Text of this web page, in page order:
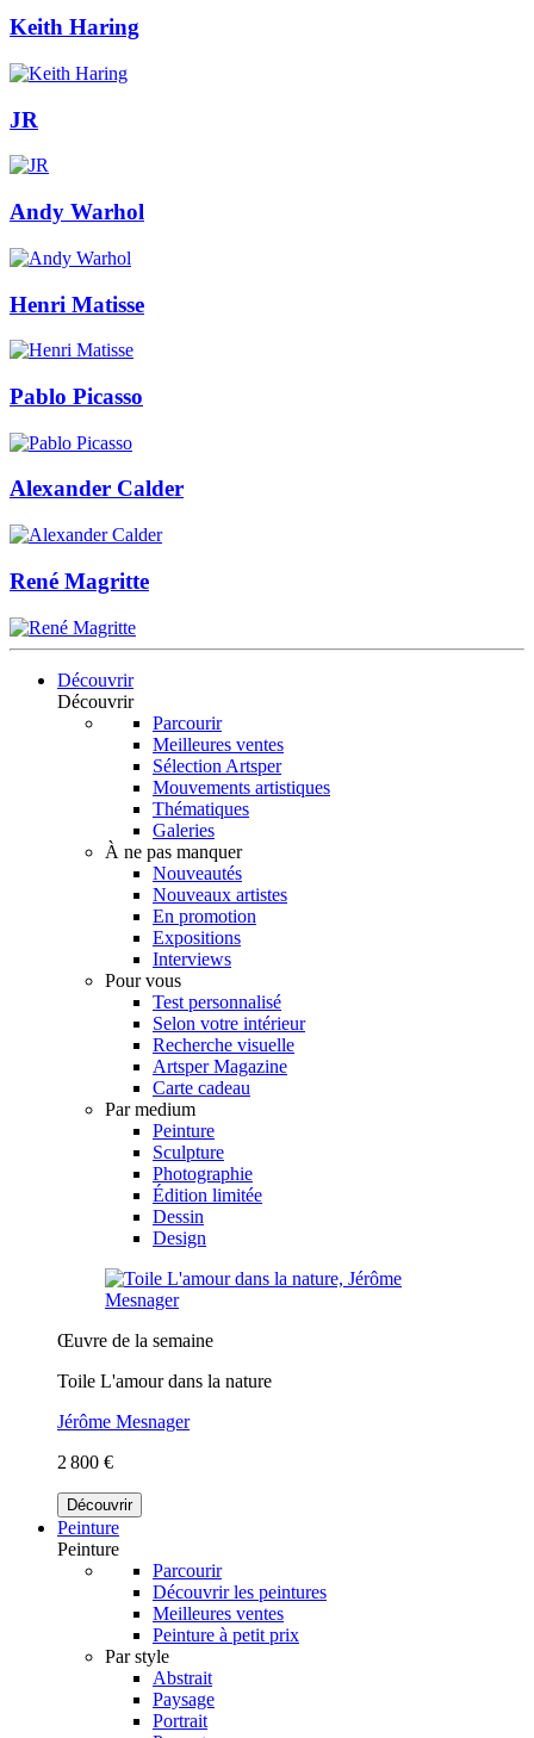
Keith Haring
JR
Andy Warhol
Henri Matisse
Pablo Picasso
Alexander Calder
René Magritte
Découvrir
Découvrir
Parcourir
Meilleures ventes
Sélection Artsper
Mouvements artistiques
Thématiques
Galeries
À ne pas manquer
Nouveautés
Nouveaux artistes
En promotion
Expositions
Interviews
Pour vous
Test personnalisé
Selon votre intérieur
Recherche visuelle
Artsper Magazine
Carte cadeau
Par medium
Peinture
Sculpture
Photographie
Édition limitée
Dessin
Design
Œuvre de la semaine
Toile L'amour dans la nature
Jérôme Mesnager
2 800 €
Découvrir
Peinture
Peinture
Parcourir
Découvrir les peintures
Meilleures ventes
Peinture à petit prix
Par style
Abstrait
Paysage
Portrait